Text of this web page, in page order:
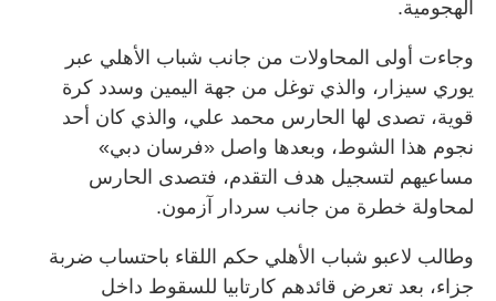
الهجومية.
وجاءت أولى المحاولات من جانب شباب الأهلي عبر
يوري سيزار، والذي توغل من جهة اليمين وسدد كرة
قوية، تصدى لها الحارس محمد علي، والذي كان أحد
نجوم هذا الشوط، وبعدها واصل «فرسان دبي»
مساعيهم لتسجيل هدف التقدم، فتصدى الحارس
لمحاولة خطرة من جانب سردار آزمون.
وطالب لاعبو شباب الأهلي حكم اللقاء باحتساب ضربة
جزاء، بعد تعرض قائدهم كارتابيا للسقوط داخل